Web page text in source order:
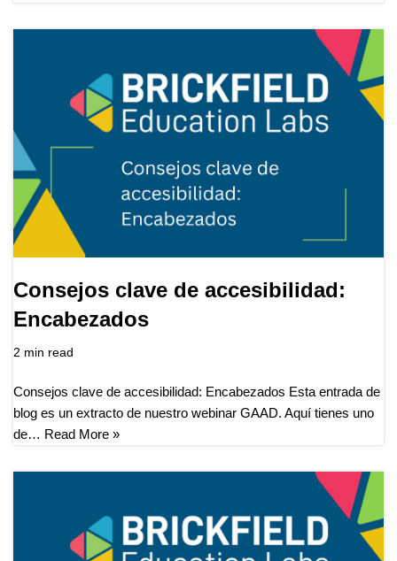
Consejos clave de accesibilidad:
Encabezados
2 min read
Consejos clave de accesibilidad: Encabezados Esta entrada de
blog es un extracto de nuestro webinar GAAD. Aquí tienes uno
de… Read More »